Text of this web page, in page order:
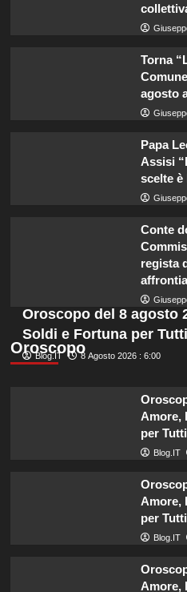
Torna
agosto
Papa
Assisi
scelte è
Conte
regista
Oroscopo
Oroscopo del 8 agosto
Soldi e Fortuna per
Blog.IT 8 Agosto 2026 : 6:00
Amore,
per
Blog.IT
Amore,
per
Blog.IT
Amore,